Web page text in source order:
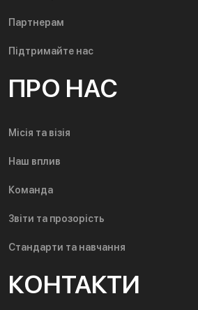
Партнерам
Підтримайте нас
ПРО НАС
Місія та візія
Наш вплив
Команда
Звіти та прозорість
Стандарти та навчання
КОНТАКТИ